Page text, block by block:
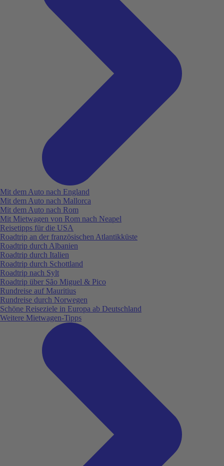
Mit dem Auto nach England
Mit dem Auto nach Mallorca
Mit dem Auto nach Rom
Mit Mietwagen von Rom nach Neapel
Reisetipps für die USA
Roadtrip an der französischen Atlantikküste
Roadtrip durch Albanien
Roadtrip durch Italien
Roadtrip durch Schottland
Roadtrip nach Sylt
Roadtrip über São Miguel & Pico
Rundreise auf Mauritius
Rundreise durch Norwegen
Schöne Reiseziele in Europa ab Deutschland
Weitere Mietwagen-Tipps